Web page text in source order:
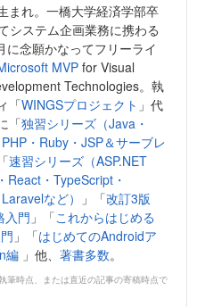
まれ。一橋大学経済学部卒
システム企画業務に携わる
に念願かなってフリーライ
MVPfor Visual
Technologies。執
「WINGSプロジェクト 」代
「独習シリーズ（Java・
・Ruby・JSP＆サーブレ
速習シリーズ（ASP.NET
React・TypeScript・
など）
」「改訂3版
入門 」「これからはじめる
」「はじめてのAndroidア
編 」他、 著書多数。
筆時点、または直近の記事の寄稿時点で